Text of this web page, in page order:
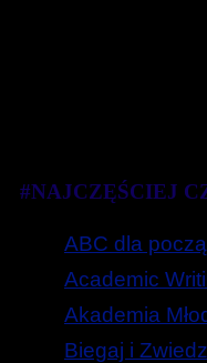
#NAJCZĘŚCIEJ
ABC dla
Academic
Akademia
Biegaj i